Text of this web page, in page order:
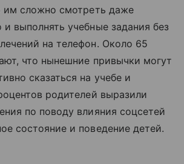
им сложно смотреть даже
выполнять учебные задания без
на телефон. Около 65
что нынешние привычки могут
сказаться на учебе и
родителей выразили
по поводу влияния соцсетей
состояние и поведение детей.